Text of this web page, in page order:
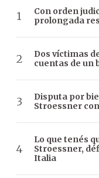
Con orden
prolongada
Dos víctimas
cuentas de un
Disputa por
Stroessner
Lo que tenés
Stroessner,
Italia